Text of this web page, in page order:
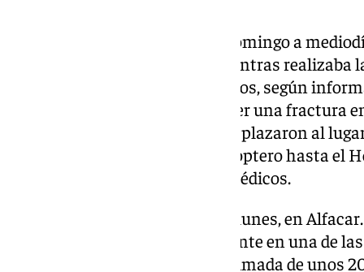
El tercer rescate tuvo lugar el domingo a
senderista sufrió una caída mientras realizaba
continuar por sus propios medios, según
al que indicaron que podría tener una fractura
GREIM y la Unidad Aérea se desplazaron al
herida, la evacuaron en el helicóptero hasta el
fue atendida por los servicios médicos.
El último rescate fue el pasado lunes, en
escaladora que sufrió un accidente en una de
vieron caer de una altura aproximada de unos